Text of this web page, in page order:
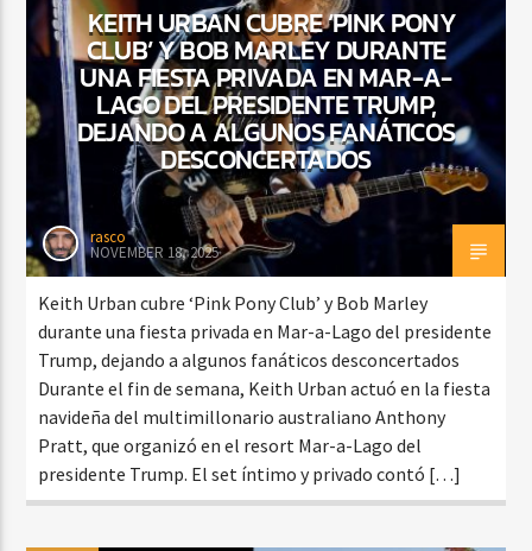
KEITH URBAN CUBRE ‘PINK PONY
CLUB’ Y BOB MARLEY DURANTE
UNA FIESTA PRIVADA EN MAR-A-
LAGO DEL PRESIDENTE TRUMP,
DEJANDO A ALGUNOS FANÁTICOS
DESCONCERTADOS
rasco
NOVEMBER 18, 2025
Keith Urban cubre ‘Pink Pony Club’ y Bob Marley
durante una fiesta privada en Mar-a-Lago del presidente
Trump, dejando a algunos fanáticos desconcertados
Durante el fin de semana, Keith Urban actuó en la fiesta
navideña del multimillonario australiano Anthony
Pratt, que organizó en el resort Mar-a-Lago del
presidente Trump. El set íntimo y privado contó […]